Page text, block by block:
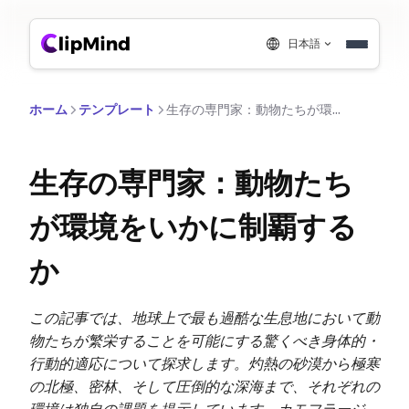
日本語
ホーム テンプレート 生存の専門家：動物たちが環境をいかに制覇するか
生存の専門家：動物たち
が環境をいかに制覇する
か
この記事では、地球上で最も過酷な生息地において動
物たちが繁栄することを可能にする驚くべき身体的・
行動的適応について探求します。灼熱の砂漠から極寒
の北極、密林、そして圧倒的な深海まで、それぞれの